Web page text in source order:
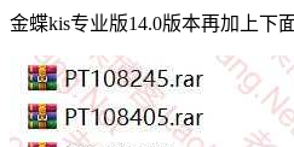
金蝶kis专业版14.0版本再加上下